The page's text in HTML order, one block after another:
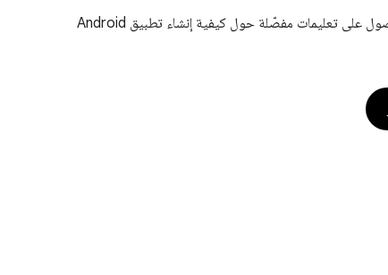
اتّبِع هذا الدرس البرمجي التمهيدي للحصول على تعليمات مفصّلة حول كيفية إنشاء تطبيق Android